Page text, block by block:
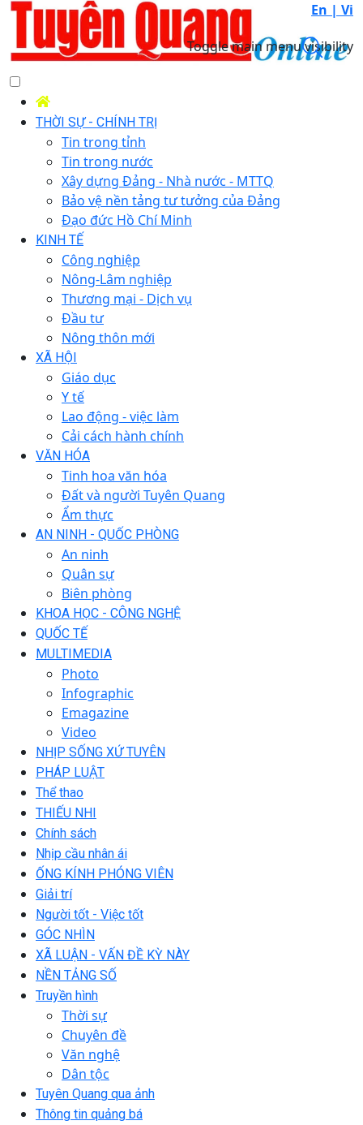
En | Vi
Toggle main menu visibility
THỜI SỰ - CHÍNH TRỊ
Tin trong tỉnh
Tin trong nước
Xây dựng Đảng - Nhà nước - MTTQ
Bảo vệ nền tảng tư tưởng của Đảng
Đạo đức Hồ Chí Minh
KINH TẾ
Công nghiệp
Nông-Lâm nghiệp
Thương mại - Dịch vụ
Đầu tư
Nông thôn mới
XÃ HỘI
Giáo dục
Y tế
Lao động - việc làm
Cải cách hành chính
VĂN HÓA
Tinh hoa văn hóa
Đất và người Tuyên Quang
Ẩm thực
AN NINH - QUỐC PHÒNG
An ninh
Quân sự
Biên phòng
KHOA HỌC - CÔNG NGHỆ
QUỐC TẾ
MULTIMEDIA
Photo
Infographic
Emagazine
Video
NHỊP SỐNG XỨ TUYÊN
PHÁP LUẬT
Thể thao
THIẾU NHI
Chính sách
Nhịp cầu nhân ái
ỐNG KÍNH PHÓNG VIÊN
Giải trí
Người tốt - Việc tốt
GÓC NHÌN
XÃ LUẬN - VẤN ĐỀ KỲ NÀY
NỀN TẢNG SỐ
Truyền hình
Thời sự
Chuyên đề
Văn nghệ
Dân tộc
Tuyên Quang qua ảnh
Thông tin quảng bá